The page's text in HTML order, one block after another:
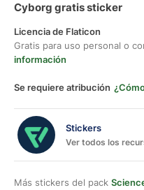
Cyborg gratis sticker
Licencia de Flaticon
Gratis para uso personal o
información
Se requiere atribución
Stickers
Ver todos los
Más stickers del pack